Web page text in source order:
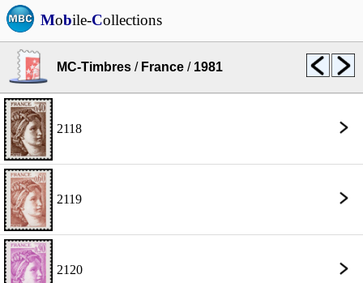
Mobile-Collections
MC-Timbres / France / 1981
2118
2119
2120